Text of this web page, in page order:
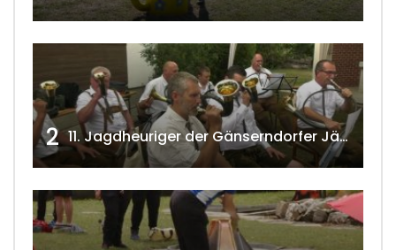
2 11. Jagdheuriger der Gänserndorfer Jäger 2020 w4tv166